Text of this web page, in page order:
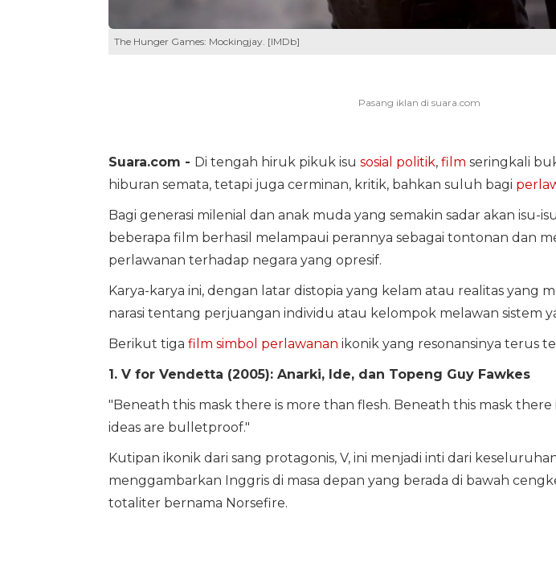
The Hunger Games: Mockingjay. [IMDb]
Suara.com - Di tengah hiruk pikuk isu sosial politik, film seringkali
hiburan semata, tetapi juga cerminan, kritik, bahkan suluh bagi
Bagi generasi milenial dan anak muda yang semakin sadar akan isu-
beberapa film berhasil melampaui perannya sebagai tontonan dan
perlawanan terhadap negara yang opresif.
Karya-karya ini, dengan latar distopia yang kelam atau realitas yang
narasi tentang perjuangan individu atau kelompok melawan sistem
Berikut tiga film simbol perlawanan ikonik yang resonansinya terus
1. V for Vendetta (2005): Anarki, Ide, dan Topeng Guy Fawkes
"Beneath this mask there is more than flesh. Beneath this mask there
ideas are bulletproof."
Kutipan ikonik dari sang protagonis, V, ini menjadi inti dari
menggambarkan Inggris di masa depan yang berada di bawah
totaliter bernama Norsefire.